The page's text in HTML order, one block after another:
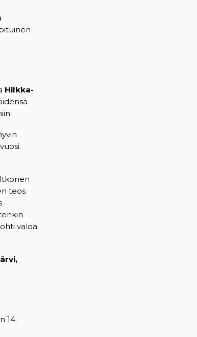
Hilkka-
teos
valoa.
14.